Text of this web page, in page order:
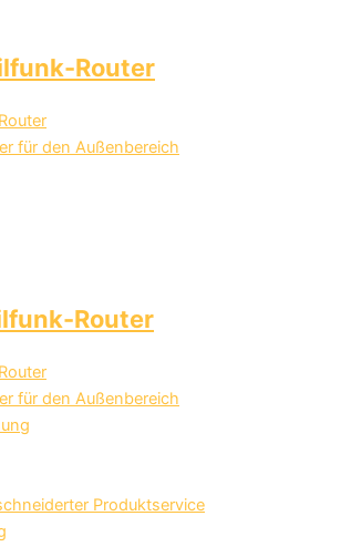
Router
für den Außenbereich
Router
für den Außenbereich
Produktservice